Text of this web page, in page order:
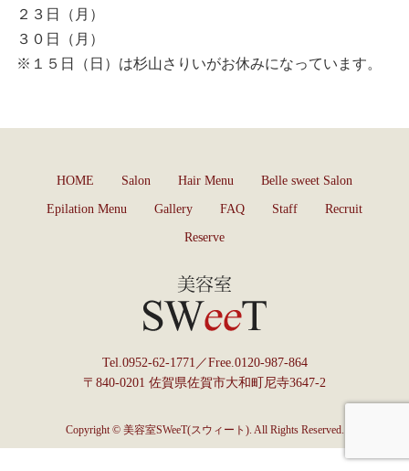
２３日（月）
３０日（月）
※１５日（日）は杉山さりいがお休みになっています。
HOME Salon Hair Menu Belle sweet Salon
Epilation Menu Gallery FAQ Staff Recruit
Reserve
Tel. 0952-62-1771 ／Free. 0120-987-864
〒840-0201 佐賀県佐賀市大和町尼寺3647-2
Copyright © 美容室SWeeT(スウィート). All Rights Reserved.